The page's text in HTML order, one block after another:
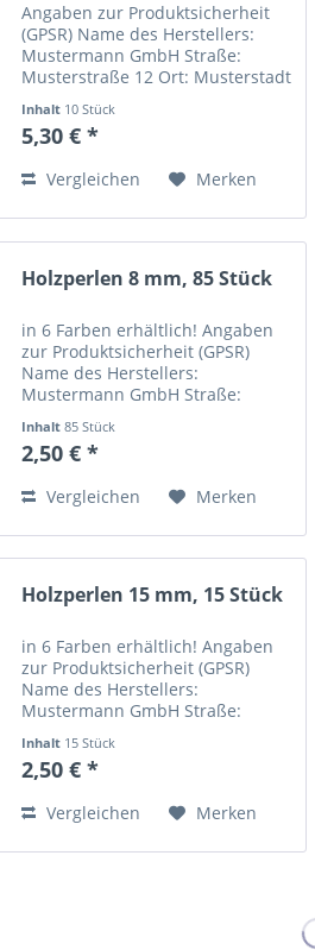
Angaben zur Produktsicherheit
(GPSR) Name des Herstellers:
Mustermann GmbH Straße:
Musterstraße 12 Ort: Musterstadt
Email-Adresse:
info@mustermann.de
Inhalt 10 Stück
5,30 € *
Vergleichen Merken
Holzperlen 8 mm, 85 Stück
in 6 Farben erhältlich! Angaben
zur Produktsicherheit (GPSR)
Name des Herstellers:
Mustermann GmbH Straße:
Telefonnummer: +49 123 456789
Email-Adresse:
Inhalt85 Stück
2,50 € *
Vergleichen Merken
Holzperlen 15 mm, 15 Stück
in 6 Farben erhältlich! Angaben
zur Produktsicherheit (GPSR)
Name des Herstellers:
Mustermann GmbH Straße:
Telefonnummer: +49 123 456789
Email-Adresse:
Inhalt 15 Stück
2,50 € *
Vergleichen Merken